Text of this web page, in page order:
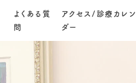
よくある質
問
アクセス/診療カレン
ダー